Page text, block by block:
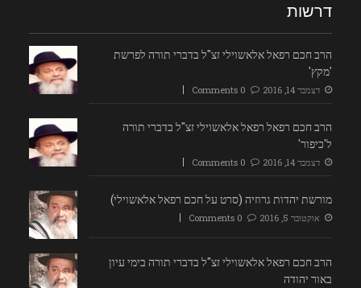
דרשות
הרב חכם רפאל אלאשוילי זצ"ל בדברי תורה לפרשת
'מקץ'
דצמבר 14, 2016
הרב חכם רפאל רפאל אלאשוילי זצ"ל בדברי תורה
ל'כיפור'
דצמבר 14, 2016
מורשת יהדות גרוזיה (סרט על חכם רפאל אלאשוילי)
אוקטובר 5, 2016
הרב חכם רפאל אלאשוילי זצ"ל בדברי תורה בימי עיון
באור יהודה